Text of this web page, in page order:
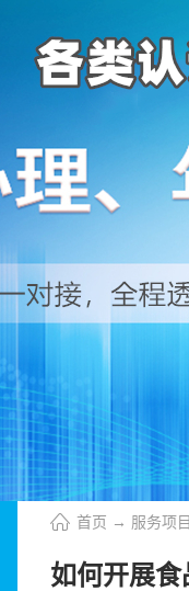
首页 → 服务项目
如何开展食